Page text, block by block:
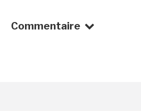
Commentaire